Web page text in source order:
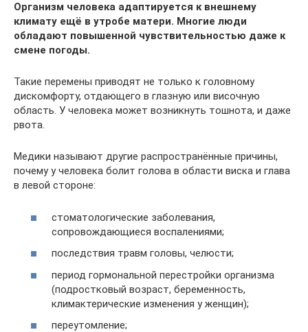
Организм человека адаптируется к внешнему
климату ещё в утробе матери. Многие люди
обладают повышенной чувствительностью даже к
смене погоды.
Такие перемены приводят не только к головному
дискомфорту, отдающего в глазную или височную
область. У человека может возникнуть тошнота, и даже
рвота.
Медики называют другие распространённые причины,
почему у человека болит голова в области виска и глава
в левой стороне:
стоматологические заболевания,
сопровождающиеся воспалениями;
последствия травм головы, челюсти;
период гормональной перестройки организма
(подростковый возраст, беременность,
климактерические изменения у женщин);
переутомление;